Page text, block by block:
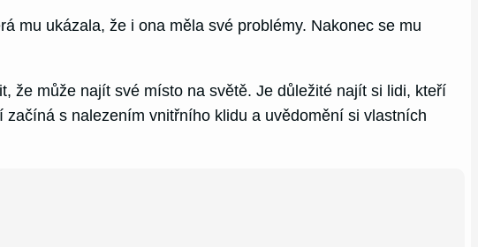
mu ukázala, že i ona měla své problémy. Nakonec se mu
že může najít své místo na světě. Je důležité najít si lidi, kteří
s nalezením vnitřního klidu a uvědomění si vlastních